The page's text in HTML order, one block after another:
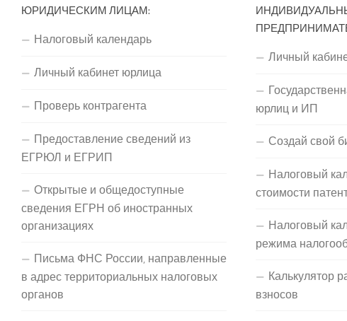
ЮРИДИЧЕСКИМ ЛИЦАМ:
Налоговый календарь
Личный кабинет юрлица
Проверь контрагента
Предоставление сведений из
ЕГРЮЛ и ЕГРИП
Открытые и общедоступные
сведения ЕГРН об иностранных
организациях
Письма ФНС России, направленные
в адрес территориальных налоговых
органов
Личный
юрлиц и ИП
Создай свой
Налоговый
стоимости
Налоговый
режима
Калькулятор
взносов